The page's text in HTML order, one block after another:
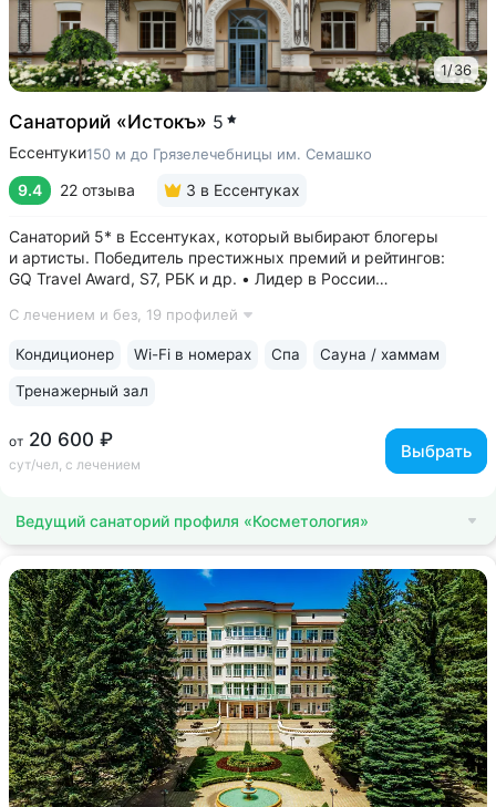
1/36
Санаторий «Истокъ» 5
Ессентуки150 м до Грязелечебницы им. Семашко
9.4 22 отзыва 3 в Ессентуках
Санаторий 5* в Ессентуках, который выбирают блогеры
и артисты. Победитель престижных премий и рейтингов:
GQ Travel Award, S7, РБК и др. • Лидер в России
целлюлита и вен «Эндосфера», коррекция фигуры Tesla
С лечением и без, 19 профилей
от 20 600 ₽
сут/чел, с лечением
Выбрать
Кондиционер Wi-Fi в номерах Спа Сауна / хаммам
Тренажерный зал
Ведущий санаторий профиля «Косметология»